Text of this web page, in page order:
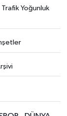
Yoğunluk